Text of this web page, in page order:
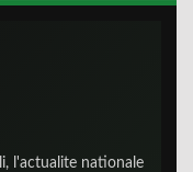
l'actualite nationale